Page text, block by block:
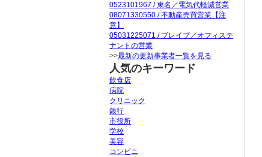
0523101967 / 東名／電気代軽減営業
08071330550 / 不動産売買営業【注
意】
05031225071 / ブレイブ／オフィステ
ナントの営業
>>最新の更新事業者一覧を見る
人気のキーワード
飲食店
病院
クリニック
銀行
市役所
学校
美容
コンビニ